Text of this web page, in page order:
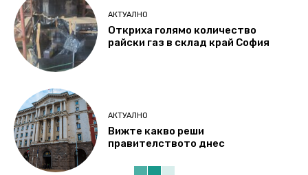
АКТУАЛНО
Откриха голямо количество
райски газ в склад край София
АКТУАЛНО
Вижте какво реши
правителството днес